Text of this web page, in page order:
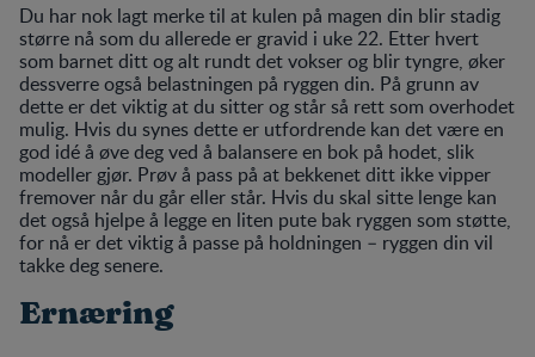
Du har nok lagt merke til at kulen på magen din blir stadig
større nå som du allerede er gravid i uke 22. Etter hvert
som barnet ditt og alt rundt det vokser og blir tyngre, øker
dessverre også belastningen på ryggen din. På grunn av
dette er det viktig at du sitter og står så rett som overhodet
mulig. Hvis du synes dette er utfordrende kan det være en
god idé å øve deg ved å balansere en bok på hodet, slik
modeller gjør. Prøv å pass på at bekkenet ditt ikke vipper
fremover når du går eller står. Hvis du skal sitte lenge kan
det også hjelpe å legge en liten pute bak ryggen som støtte,
for nå er det viktig å passe på holdningen – ryggen din vil
takke deg senere.
Ernæring